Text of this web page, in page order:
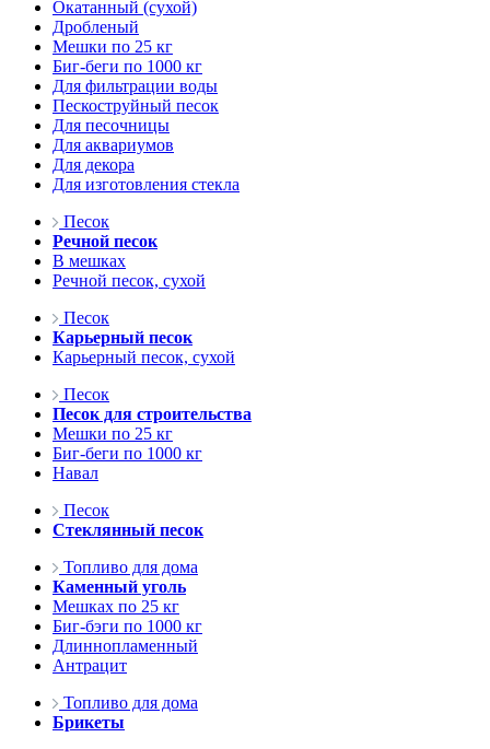
Окатанный (сухой)
Дробленый
Мешки по 25 кг
Биг-беги по 1000 кг
Для фильтрации воды
Пескоструйный песок
Для песочницы
Для аквариумов
Для декора
Для изготовления стекла
Песок
Речной песок
В мешках
Речной песок, сухой
Песок
Карьерный песок
Карьерный песок, сухой
Песок
Песок для строительства
Мешки по 25 кг
Биг-беги по 1000 кг
Навал
Песок
Стеклянный песок
Топливо для дома
Каменный уголь
Мешках по 25 кг
Биг-бэги по 1000 кг
Длиннопламенный
Антрацит
Топливо для дома
Брикеты